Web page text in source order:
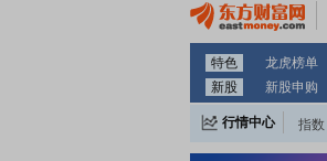
特色 龙虎榜单
新股
新股申购
行情中心 指数